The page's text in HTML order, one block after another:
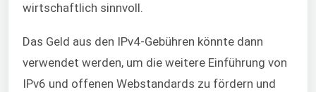
wirtschaftlich sinnvoll.
Das Geld aus den IPv4-Gebühren könnte dann
verwendet werden, um die weitere Einführung von
IPv6 und offenen Webstandards zu fördern und